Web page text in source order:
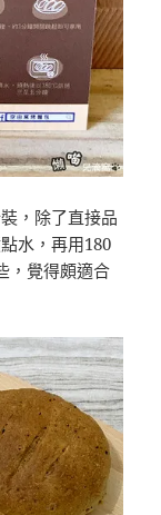
，除了直接品
水，再用180
，覺得頗適合